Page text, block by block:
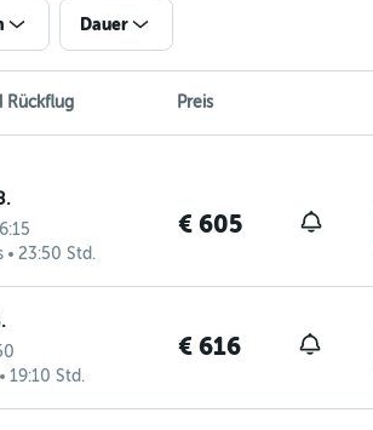
Dauer
Rückflug Preis
23:50 Std.
€ 605
19:10 Std.
€ 616